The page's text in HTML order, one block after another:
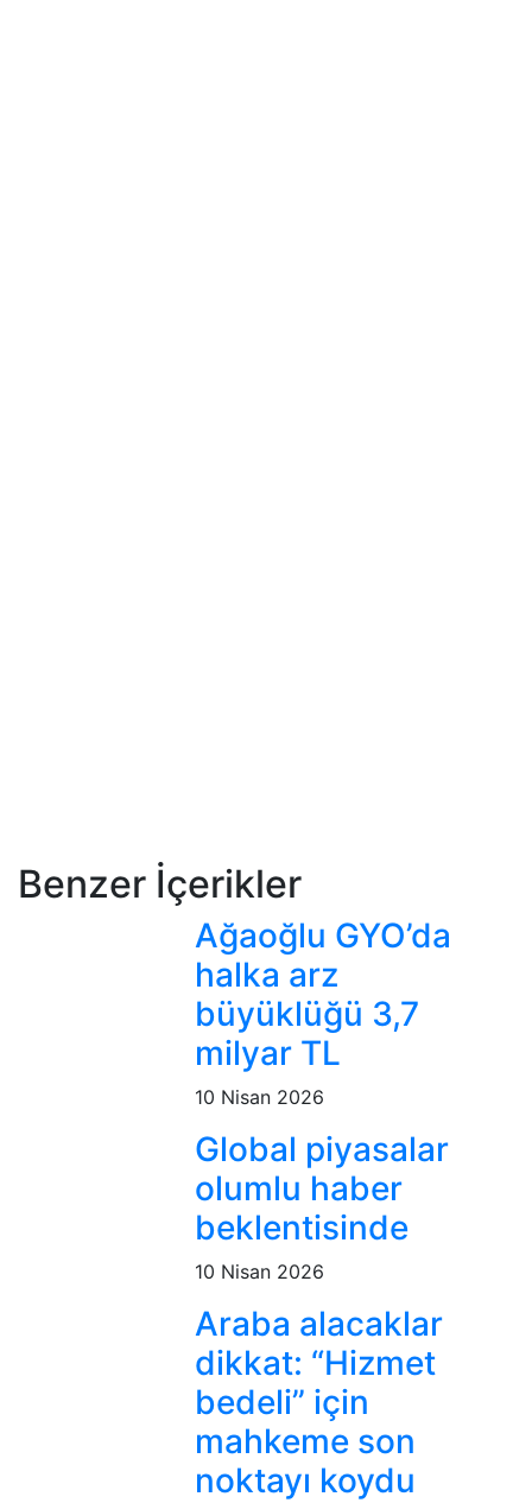
Benzer İçerikler
Ağaoğlu GYO’da
halka arz
büyüklüğü 3,7
milyar TL
10 Nisan 2026
Global piyasalar
olumlu haber
beklentisinde
10 Nisan 2026
Araba alacaklar
dikkat: “Hizmet
bedeli” için
mahkeme son
noktayı koydu